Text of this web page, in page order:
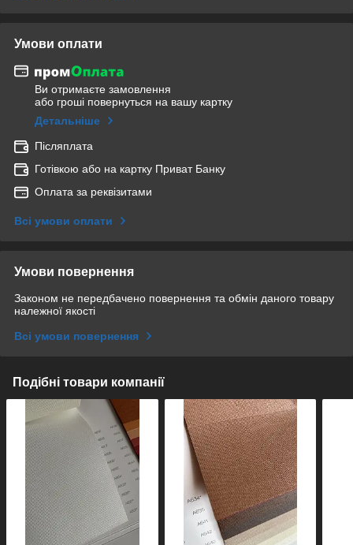
Умови оплати
Ви отримаєте замовлення
або гроші повернуться на вашу картку
Детальніше
Післяплата
Готівкою або на картку Приват Банку
Оплата за реквізитами
Всі умови оплати
Умови повернення
Законом не передбачено повернення та обмін даного товару
належної якості
Всі умови повернення
Подібні товари компанії